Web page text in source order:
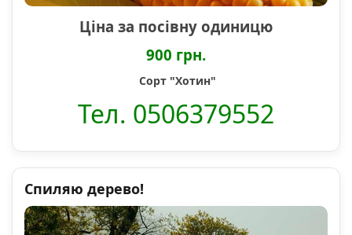
Ціна за посівну одиницю
900 грн.
Сорт "Хотин"
Тел. 0506379552
Спиляю дерево!